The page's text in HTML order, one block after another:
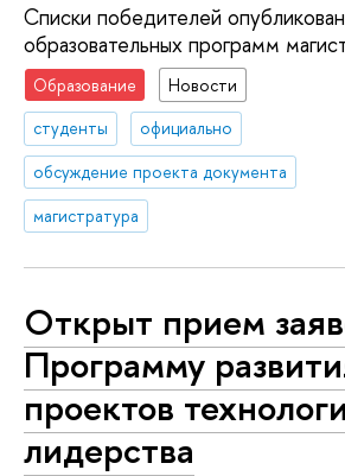
Списки победителей
образовательных программ
Образование
Новости
студенты
официально
обсуждение проекта документа
магистратура
Открыт прием
Программу
проектов
лидерства